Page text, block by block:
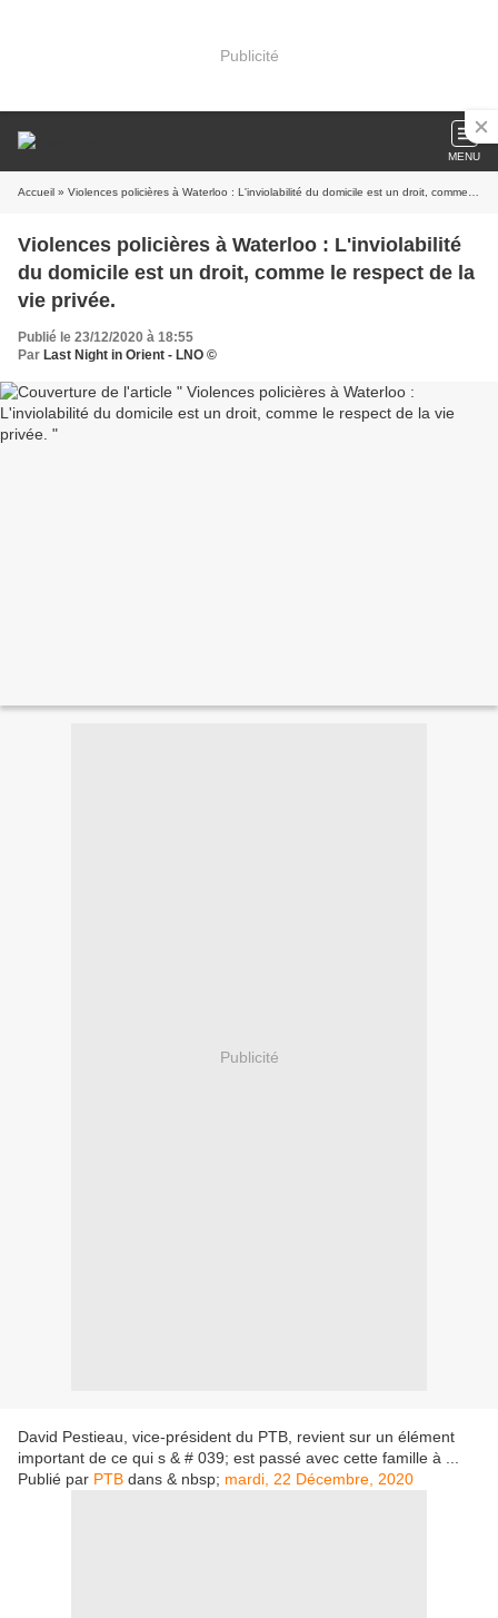
Publicité
MENU
Accueil » Violences policières à Waterloo : L'inviolabilité du domicile est un droit, comme le respect de la vie privée.
Violences policières à Waterloo : L'inviolabilité
du domicile est un droit, comme le respect de la
vie privée.
Publié le 23/12/2020 à 18:55
Par Last Night in Orient - LNO ©
Publicité
David Pestieau, vice-président du PTB, revient sur un élément
important de ce qui s & # 039; est passé avec cette famille à ...
Publié par PTB dans & nbsp; mardi, 22 Décembre, 2020